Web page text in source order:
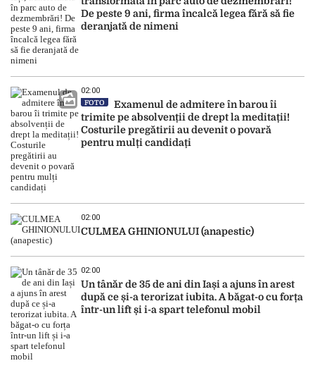
De peste 9 ani, firma încalcă legea fără să fie
deranjată de nimeni
02:00
FOTO
Examenul de admitere în barou îi
trimite pe absolvenții de drept la meditații!
Costurile pregătirii au devenit o povară
pentru mulți candidați
02:00
CULMEA GHINIONULUI (anapestic)
02:00
Un tânăr de 35 de ani din Iași a ajuns în arest
după ce și-a terorizat iubita. A băgat-o cu forța
într-un lift și i-a spart telefonul mobil